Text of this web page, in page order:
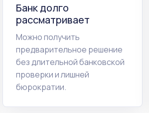
Банк долго
рассматривает
Можно получить
предварительное решение
без длительной банковской
проверки и лишней
бюрократии.